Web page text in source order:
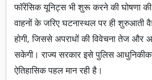
फॉरेंसिक यूनिट्स भी शुरू करने की घोषणा
वाहनों के जरिए घटनास्थल पर ही शुरुआती
होगी, जिससे अपराधों की विवेचना तेज और
सकेगी। राज्य सरकार इसे पुलिस
ऐतिहासिक पहल मान रही है।